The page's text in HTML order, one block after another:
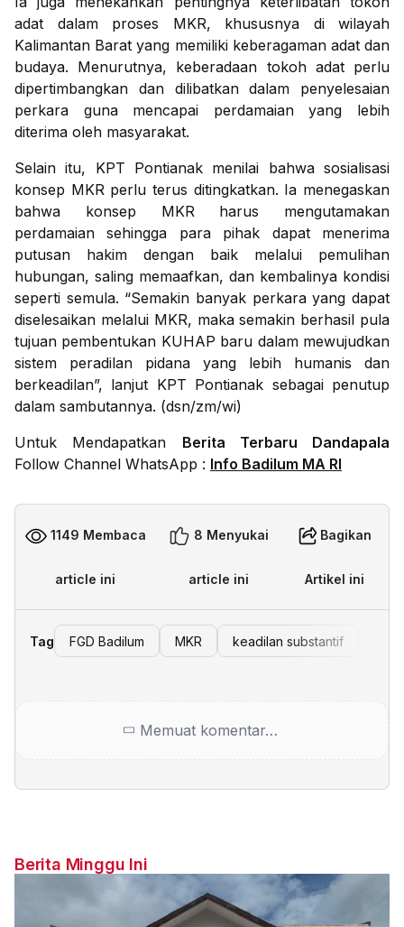
adat dalam proses MKR, khususnya di wilayah
Kalimantan Barat yang memiliki keberagaman adat dan
budaya. Menurutnya, keberadaan tokoh adat perlu
dipertimbangkan dan dilibatkan dalam penyelesaian
perkara guna mencapai perdamaian yang lebih
diterima oleh masyarakat.
Selain itu, KPT Pontianak menilai bahwa sosialisasi
konsep MKR perlu terus ditingkatkan. Ia menegaskan
bahwa konsep MKR harus mengutamakan
perdamaian sehingga para pihak dapat menerima
putusan hakim dengan baik melalui pemulihan
hubungan, saling memaafkan, dan kembalinya kondisi
seperti semula. “Semakin banyak perkara yang dapat
diselesaikan melalui MKR, maka semakin berhasil pula
tujuan pembentukan KUHAP baru dalam mewujudkan
sistem peradilan pidana yang lebih humanis dan
berkeadilan”, lanjut KPT Pontianak sebagai penutup
dalam sambutannya. (dsn/zm/wi)
Untuk Mendapatkan Berita Terbaru Dandapala
Follow Channel WhatsApp : Info Badilum MA RI
1149 Membaca
article ini
8 Menyukai
article ini
Bagikan
Artikel ini
Tag FGD Badilum MKR keadilan substantif
Memuat komentar…
Berita Minggu Ini